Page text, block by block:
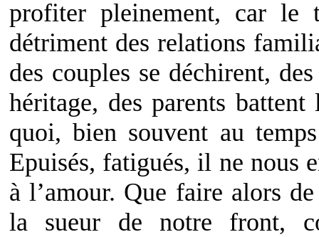
profiter pleinement, car le
détriment des relations
des couples se déchirent,
héritage, des parents
quoi, bien souvent au
Epuisés, fatigués, il ne nous
à l’amour. Que faire alors
la sueur de notre front,